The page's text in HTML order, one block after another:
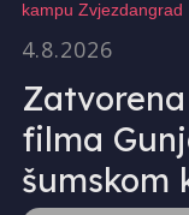
4.8.2026
filma
šumskom